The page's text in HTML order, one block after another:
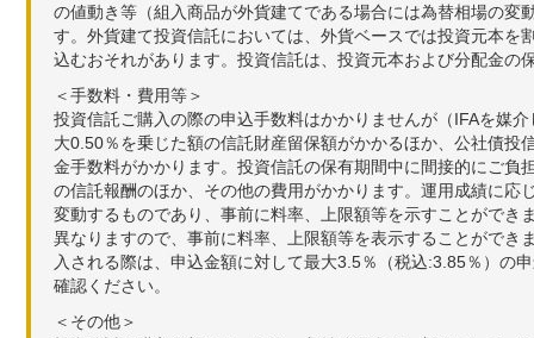
の値動き等（組入商品が外貨建てである場合には為替相場の
す。外貨建て投資信託においては、外貨ベースでは投資元本
込むおそれがあります。投資信託は、投資元本および分配金の
＜手数料・費用等＞
投資信託ご購入の際の申込手数料はかかりませんが（IFAを媒
大0.50％を乗じた額の信託財産留保額がかかるほか、公社債
金手数料がかかります。投資信託の保有期間中に間接的にご
の信託報酬のほか、その他の費用がかかります。運用成績に
変動するものであり、事前に料率、上限額等を示すことがで
異なりますので、事前に料率、上限額等を表示することがで
入される際は、申込金額に対して最大3.5％（税込:3.85％）の
確認ください。
＜その他＞